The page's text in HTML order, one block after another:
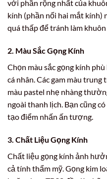
với phần rộng nhất của
kính (phần nối hai mắt kính)
quá thấp để tránh làm
2. Màu Sắc Gọng Kính
Chọn màu sắc gọng kính
cá nhân. Các gam màu trung
màu pastel nhẹ nhàng
ngoài thanh lịch. Bạn cũng
tạo điểm nhấn ấn tượng.
3. Chất Liệu Gọng Kính
Chất liệu gọng kính ảnh
cả tính thẩm mỹ. Gọng kim